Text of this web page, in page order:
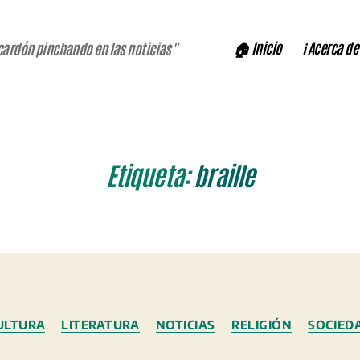
pinchando en las noticias" 🏠 Inicio ℹ️ Acerca de
Etiqueta:braille
Categorías
LITERATURA NOTICIAS RELIGIÓN